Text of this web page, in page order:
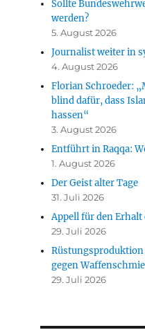
Sollte
werden?
5. August 2026
Journalist weiter in
4. August 2026
Florian Schroeder:
blind dafür, dass
hassen“
3. August 2026
Entführt in Raqqa:
1. August 2026
Der Geist alter Tage
31. Juli 2026
Appell für den
29. Juli 2026
gegen
29. Juli 2026